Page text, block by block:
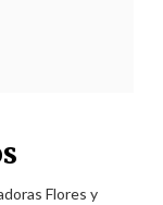
Flores y